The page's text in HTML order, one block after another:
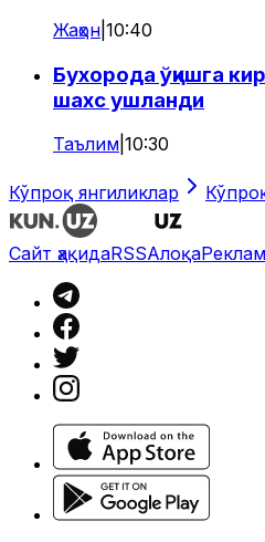
Жаҳон 10:40
Бухорода ўқишга
шахс ушланди
Таълим 10:30
Кўпроқ янгиликлар
Сайт ҳақидаRSSАлоқа